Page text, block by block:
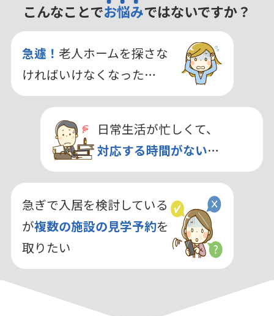
こんなことでお悩みではないですか？
急遽！ 老人ホームを探さな
ければいけなくなった…
日常生活が忙しくて、
対応する時間がない…
急ぎで入居を検討している
が複数の施設の見学予約を
取りたい